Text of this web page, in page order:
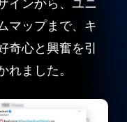
インから、ユニ
マップまで、キ
奇心と興奮を引
れました。